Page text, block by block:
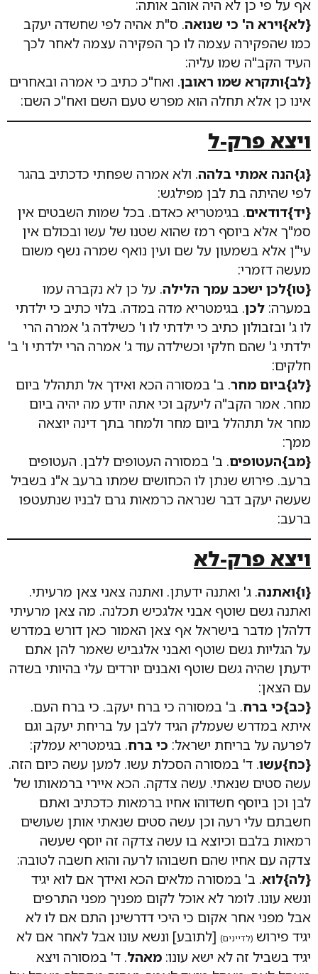
אף על פי כן לא היה אוהב אותה:
{לא}וירא ה' כי שנואה. ס"ת אהיה לפי שחשדה יעקב
כמו שהפקירה עצמה לו כך הפקירה עצמה לאחר לכך
העיד הקב"ה שמו עליה:
{לב}ותקרא שמו ראובן. ואח"כ כתיב כי אמרה ובאחרים
אינו כן אלא תחלה הוא מפרש טעם השם ואח"כ השם:
ויצא פרק-ל
{ג}הנה אמתי בלהה. ולא אמרה שפחתי כדכתיב בהגר
לפי שהיתה בת לבן מפילגש:
{יד}דודאים. בגימטריא כאדם. בכל שמות השבטים אין
סמ"ך אלא ביוסף רמז שהוא שטנו של עשו ובכולם אין
עי"ן אלא בשמעון על שם ועין נואף שמרה נשף משום
מעשה דזמרי:
{טו}לכן ישכב עמך הלילה. על כן לא נקברה עמו
במערה: לכן. בגימטריא מדה במדה. בלוי כתיב כי ילדתי
לו ג' ובזבולון כתיב כי ילדתי לו ו' כשילדה ג' אמרה הרי
ילדתי ג' שהם חלקי וכשילדה עוד ג' אמרה הרי ילדתי ו' ב'
חלקים:
{לג}ביום מחר. ב' במסורה הכא ואידך אל תתהלל ביום
מחר. אמר הקב"ה ליעקב וכי אתה יודע מה יהיה ביום
מחר אל תתהלל ביום מחר ולמחר בתך דינה יוצאה
ממך:
{מב}העטופים. ב' במסורה העטופים ללבן. העטופים
ברעב. פירוש שנתן לו הכחושים שמתו ברעב א"נ בשביל
שעשה יעקב דבר שנראה כרמאות גרם לבניו שנתעטפו
ברעב:
ויצא פרק-לא
{ו}ואתנה. ג' ואתנה ידעתן. ואתנה צאני צאן מרעיתי.
ואתנה גשם שוטף אבני אלגכיש תכלנה. מה צאן מרעיתי
דלהלן מדבר בישראל אף צאן האמור כאן דורש במדרש
על הגליות גשם שוטף ואבני אלגביש שאמר להן אתם
ידעתן שהיה גשם שוטף ואבנים יורדים עלי בהיותי בשדה
עם הצאן:
{כב}כי ברח. ב' במסורה כי ברח יעקב. כי ברח העם.
איתא במדרש שעמלק הגיד ללבן על בריחת יעקב וגם
לפרעה על בריחת ישראל: כי ברח. בגימטריא עמלק:
{כח}עשו. ד' במסורה הסכלת עשו. למען עשה כיום הזה.
עשה סטים שנאתי. עשה צדקה. הכא איירי ברמאותו של
לבן וכן ביוסף חשדוהו אחיו ברמאות כדכתיב ואתם
חשבתם עלי רעה וכן עשה סטים שנאתי אותן שעושים
רמאות בלבם וכיוצא בו עשה צדקה זה יוסף שעשה
צדקה עם אחיו שהם חשבוהו לרעה והוא חשבה לטובה:
{לה}לוא. ב' במסורה מלאים הכא ואידך אם לוא יגיד
ונשא עונו. לומר לא אוכל לקום מפניך מפני התרפים
אבל מפני אחר אקום כי היכי דדרשינן התם אם לו לא
יגיד פירוש (לדיינים) [לתובע] ונשא עונו אבל לאחר אם לא
יגיד בשביל זה לא ישא עונו: מאהל. ד' במסורה ויצא